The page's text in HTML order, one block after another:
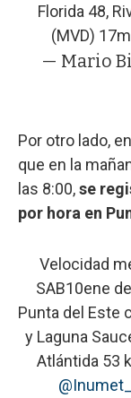
Florida 48,
(MVD)
— Mario
Por otro lado,
que en la
las 8:00,se
por hora en
Velocidad
SAB10ene
Punta del Este
y Laguna
Atlántida 53
@Inumet_